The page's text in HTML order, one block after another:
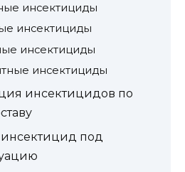
инсектициды
инсектициды
инсектициды
инсектициды
инсектицидов по
под